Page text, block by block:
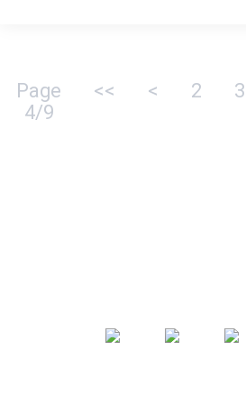
Page
4/9
<< < 2 3